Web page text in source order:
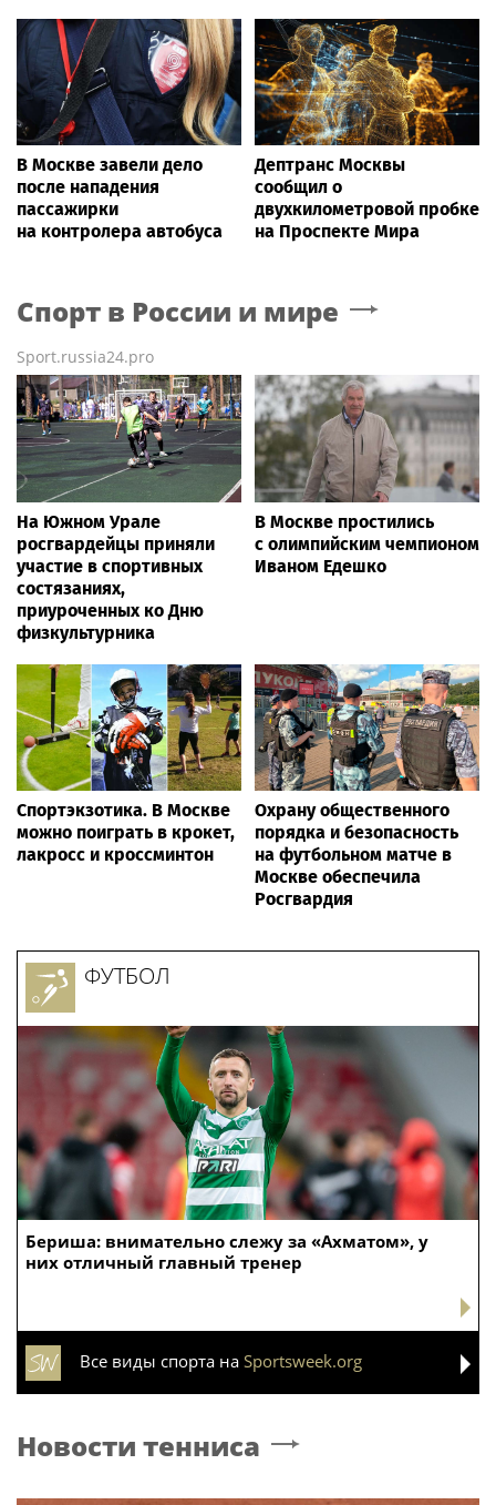
В Москве завели дело
после нападения
пассажирки
на контролера автобуса
Дептранс Москвы
сообщил о
двухкилометровой пробке
на Проспекте Мира
Спорт в России и мире
Sport.russia24.pro
На Южном Урале
росгвардейцы приняли
участие в спортивных
состязаниях,
приуроченных ко Дню
физкультурника
В Москве простились
с олимпийским чемпионом
Иваном Едешко
Спортэкзотика. В Москве
можно поиграть в крокет,
лакросс и кроссминтон
Охрану общественного
порядка и безопасность
на футбольном матче в
Москве обеспечила
Росгвардия
Бериша: внимательно слежу за «Ахматом», у
них отличный главный тренер
ФУТБОЛ
Все виды спорта на Sportsweek.org
Новости тенниса